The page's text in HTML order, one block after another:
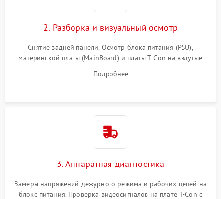
2. Разборка и визуальный осмотр
Снятие задней панели. Осмотр блока питания (PSU),
материнской платы (MainBoard) и платы T-Con на вздутые
Проверка надежности фиксации и целостности шлейфов.
Подробнее
3. Аппаратная диагностика
Замеры напряжений дежурного режима и рабочих цепей на
блоке питания. Проверка видеосигналов на плате T-Con с